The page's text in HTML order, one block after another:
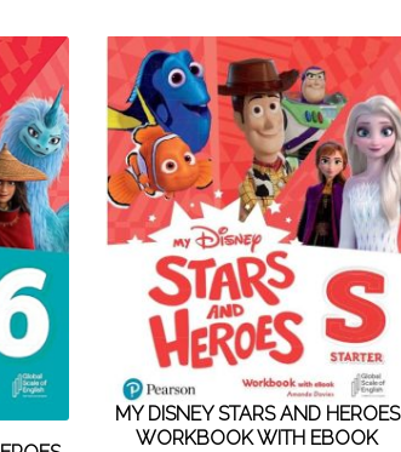
MY DISNEY STARS AND HEROES
WORKBOOK WITH EBOOK